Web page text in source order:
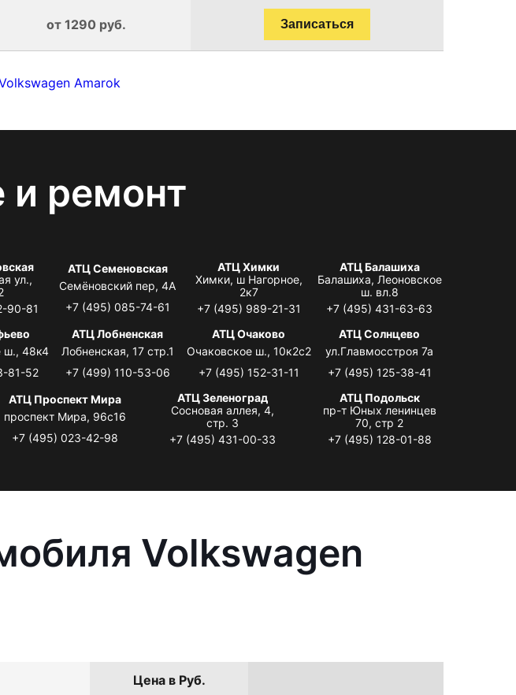
от 1290 руб. Записаться
Amarok
и ремонт
ул.,
90-81
АТЦ Семеновская
Семёновский пер, 4А
+7 (495) 085-74-61
АТЦ Химки
Химки, ш Нагорное,
2к7
+7 (495) 989-21-31
АТЦ Балашиха
Балашиха, Леоновское
ш. вл.8
+7 (495) 431-63-63
ш., 48к4
81-52
АТЦ Лобненская
Лобненская, 17 стр.1
+7 (499) 110-53-06
АТЦ Очаково
Очаковское ш., 10к2с2
+7 (495) 152-31-11
АТЦ Солнцево
ул.Главмосстроя 7а
+7 (495) 125-38-41
АТЦ Проспект Мира
проспект Мира, 96с16
+7 (495) 023-42-98
АТЦ Зеленоград
Сосновая аллея, 4,
стр. 3
+7 (495) 431-00-33
АТЦ Подольск
пр-т Юных ленинцев
70, стр 2
+7 (495) 128-01-88
Volkswagen
Цена в Руб.